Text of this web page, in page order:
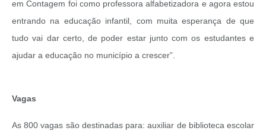
em Contagem foi como professora alfabetizadora e agora estou
entrando na educação infantil, com muita esperança de que
tudo vai dar certo, de poder estar junto com os estudantes e
ajudar a educação no município a crescer”.
Vagas
As 800 vagas são destinadas para: auxiliar de biblioteca escolar